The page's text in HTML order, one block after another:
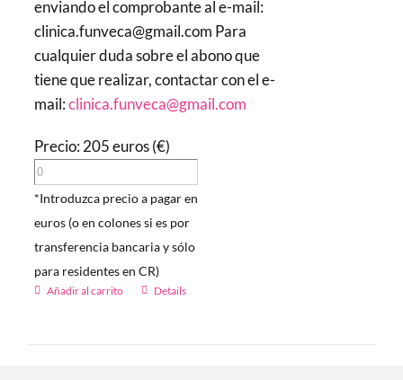
enviando el comprobante al e-mail:
clinica.funveca@gmail.com Para
cualquier duda sobre el abono que
tiene que realizar, contactar con el e-
mail:clinica.funveca@gmail.com
Precio: 205 euros (€)
*Introduzca precio a pagar en
euros (o en colones si es por
transferencia bancaria y sólo
para residentes en CR)
Añadir al carrito Details